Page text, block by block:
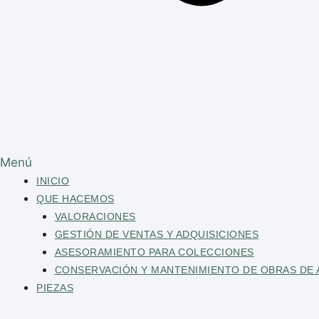
Menú
INICIO
QUE HACEMOS
VALORACIONES
GESTIÓN DE VENTAS Y ADQUISICIONES
ASESORAMIENTO PARA COLECCIONES
CONSERVACIÓN Y MANTENIMIENTO DE OBRAS DE
PIEZAS